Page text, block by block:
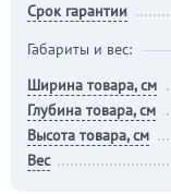
Срок гарантии
Габариты и вес:
Ширина товара, см
Глубина товара, см
Высота товара, см
Вес